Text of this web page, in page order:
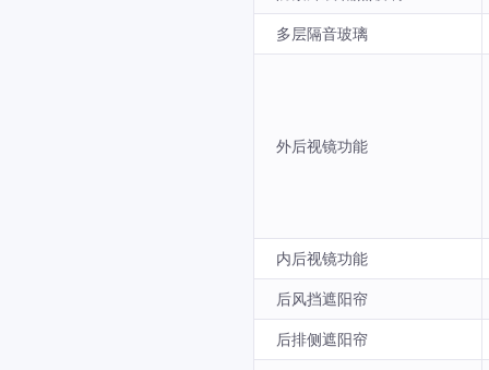
多层隔音玻璃
外后视镜功能
内后视镜功能
后风挡遮阳帘
后排侧遮阳帘